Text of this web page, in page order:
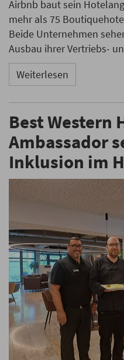
Airbnb baut sein
mehr als 75
Beide Unternehmen
Ausbau ihrer Vertriebs-
Weiterlesen
Best Western
Ambassador
Inklusion im